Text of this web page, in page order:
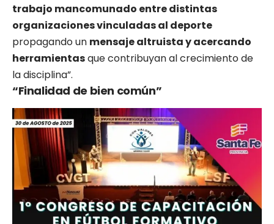
trabajo mancomunado entre distintas
organizaciones vinculadas al deporte
propagando un mensaje altruista y acercando
herramientasque contribuyan al crecimiento de
la disciplina”.
“Finalidad de bien común”